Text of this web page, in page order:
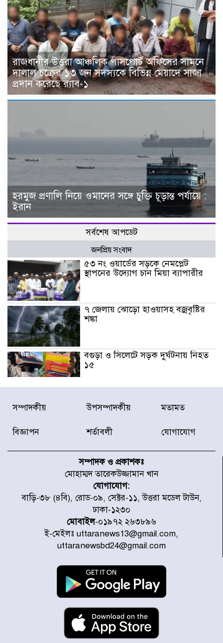
রাজধানীর উত্তরা আঞ্চলিক পাসপোর্ট অফিসের সামনে
দালাল চক্রের ১৩ জন সদস্যকে বিভিন্ন মেয়াদে সাজা
প্রদান করেছে র‌্যাব-১
হরমুজ প্রণালি নিয়ে ওমানের সঙ্গে চুক্তি চূড়ান্ত পর্যায়ে :
ইরান
সর্বশেষ আপডেট
জনপ্রিয় সংবাদ
৫৩ নং ওয়ার্ডের সড়কে নেমপ্লেট
স্থাপনের উদ্যোগ চান মিয়া ব্যাপারীর
৭ জেলায় ঝোড়ো হাওয়াসহ বজ্রবৃষ্টির
শঙ্কা
বগুড়া ও সিলেটে সড়ক দুর্ঘটনায় নিহত
১৫
জুলাইয়ে দেশজুড়ে ৪৫৮টি সড়ক
দুর্ঘটনায় ৪১৬ জন নিহত হয়েছেন
ফিরিয়ে প্রশংসায় ভাসছেন খিলক্ষেত
থানার ওসি
আজ থেকে উন্মুক্ত ‘জুলাই গণঅভ্যুত্থান
স্মৃতি জাদুঘর
রাজধানীর উত্তরা আঞ্চলিক পাসপোর্ট
অফিসের সামনে দালাল চক্রের ১৩ জন
করেছে র‌্যাব-১
হরমুজ প্রণালি নিয়ে ওমানের সঙ্গে চুক্তি
চূড়ান্ত পর্যায়ে : ইরান
প্রত্যেক অপরাধীর বিচার এ দেশেই
হবে, সে যত শক্তিশালীই হোক না কেন,
সম্পাদকীয় উপসম্পাদকীয় মতামত
বিজ্ঞাপন শর্তাবলী যোগাযোগ
সম্পাদক ও প্রকাশকঃ
মোহাম্মদ তারেকউজ্জামান খান
যোগাযোগ:
বাড়ি-৩৮ (৪বি), রোড-০৯, সেক্টর-১১, উত্তরা মডেল টাউন,
ঢাকা-১২৩০
মোবাইল-০১৯৭২ ২৬৩৮৯৬
ই-মেইলঃ uttaranews13@gmail.com,
uttaranewsbd24@gmail.com